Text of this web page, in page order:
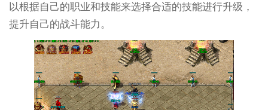
以根据自己的职业和技能来选择合适的技能进行升级，
提升自己的战斗能力。